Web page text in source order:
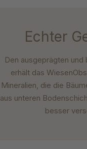
Echter
Den ausgeprägten
erhält das
Mineralien, die die
aus unteren
besser